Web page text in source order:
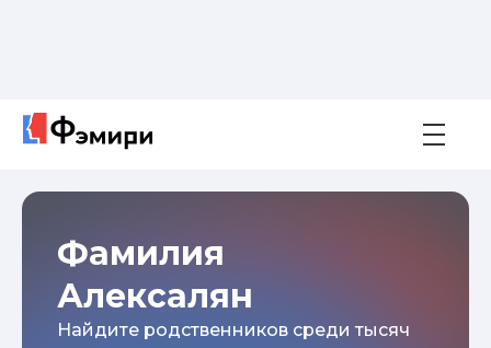
Фамилия
Алексалян
Найдите родственников среди тысяч